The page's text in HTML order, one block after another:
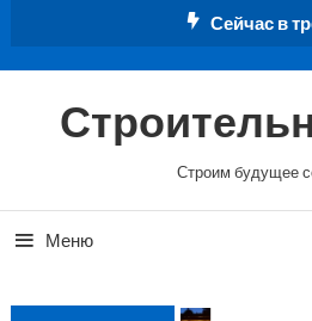
Сейчас в
Строим будущее
Меню